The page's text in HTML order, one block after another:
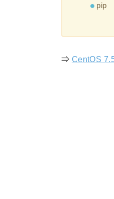
pip
⇒ CentOS